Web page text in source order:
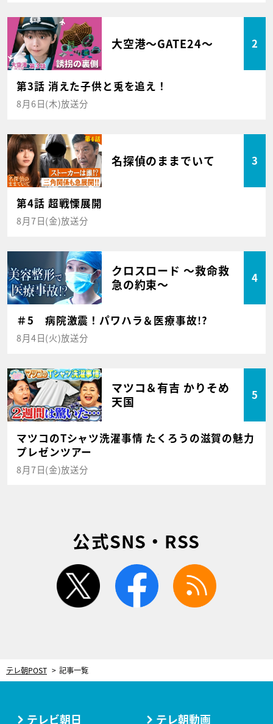
大空港～GATE24～ 2
第3話 消えた子供と兎を追え！
8月6日(木)放送分
名探偵のままでいて 3
第4話 超戦慄展開
8月7日(金)放送分
クロスロード ～救命救
急の約束～
4
＃5 病院激震！パワハラ＆医療事故!?
8月4日(火)放送分
マツコ＆有吉 かりそめ
天国
5
マツコのTシャツ洗濯事情 たくろうの滋賀の魅力
プレゼンツアー
8月7日(金)放送分
公式SNS・RSS
twitter facebook
テレ朝POST 記事一覧
テレビ朝日 テレ朝動画